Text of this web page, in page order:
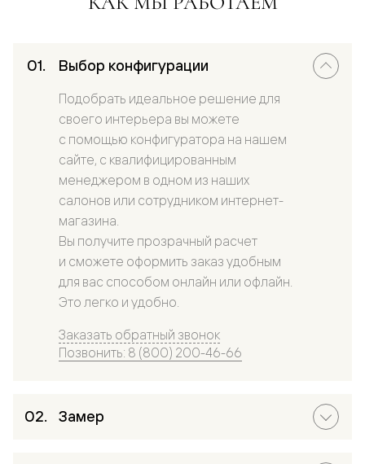
Выбор конфигурации
Подобрать идеальное решение для
своего интерьера вы можете
с помощью конфигуратора на нашем
сайте, с квалифицированным
менеджером в одном из наших
салонов или сотрудником интернет-
магазина.
Вы получите прозрачный расчет
и сможете оформить заказ удобным
для вас способом онлайн или офлайн.
Это легко и удобно.
Заказать обратный звонок
Позвонить: 8 (800) 200-46-66
Замер